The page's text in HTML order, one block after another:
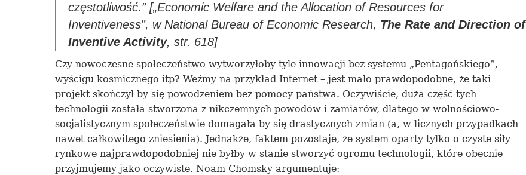
częstotliwość.”[„Economic Welfare and the Allocation of Resources for
Inventiveness”, w National Bureau of Economic Research, The Rate and Direction of
Inventive Activity, str. 618]
Czy nowoczesne społeczeństwo wytworzyłoby tyle innowacji bez systemu „Pentagońskiego”,
wyścigu kosmicznego itp? Weźmy na przykład Internet – jest mało prawdopodobne, że taki
projekt skończył by się powodzeniem bez pomocy państwa. Oczywiście, duża część tych
technologii została stworzona z nikczemnych powodów i zamiarów, dlatego w wolnościowo-
socjalistycznym społeczeństwie domagała by się drastycznych zmian (a, w licznych przypadkach
nawet całkowitego zniesienia). Jednakże, faktem pozostaje, że system oparty tylko o czyste siły
rynkowe najprawdopodobniej nie byłby w stanie stworzyć ogromu technologii, które obecnie
przyjmujemy jako oczywiste. Noam Chomsky argumentuje: